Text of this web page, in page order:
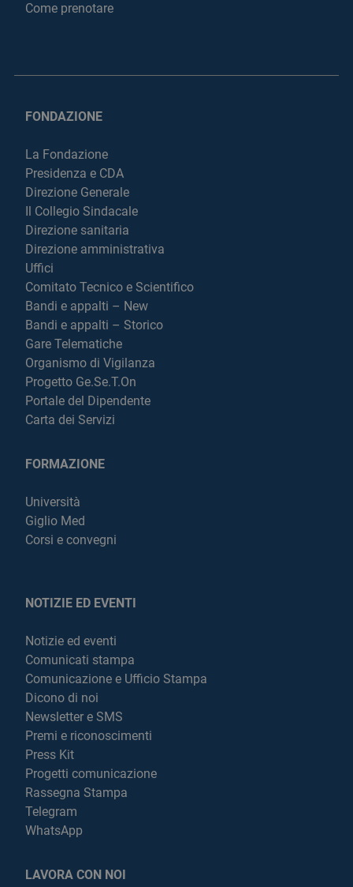
Come prenotare
FONDAZIONE
La Fondazione
Presidenza e CDA
Direzione Generale
Il Collegio Sindacale
Direzione sanitaria
Direzione amministrativa
Uffici
Comitato Tecnico e Scientifico
Bandi e appalti – New
Bandi e appalti – Storico
Gare Telematiche
Organismo di Vigilanza
Progetto Ge.Se.T.On
Portale del Dipendente
Carta dei Servizi
FORMAZIONE
Università
Giglio Med
Corsi e convegni
NOTIZIE ED EVENTI
Notizie ed eventi
Comunicati stampa
Comunicazione e Ufficio Stampa
Dicono di noi
Newsletter e SMS
Premi e riconoscimenti
Press Kit
Progetti comunicazione
Rassegna Stampa
Telegram
WhatsApp
LAVORA CON NOI